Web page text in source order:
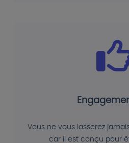
Vous ne vous lasserez
car il est conçu pour